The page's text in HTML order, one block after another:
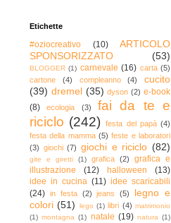
Etichette
#oziocreativo (10)
ARTICOLO
SPONSORIZZATO
(53)
BLOGGER (1) carnevale (16) carta (5)
cartone
(4) compleanno (4)
cucito
(39) dremel (35) dyson (2) e-book
(8)
ecologia (3)
fai da te e
riciclo (242) festa del papà (4)
festa della mamma (5) feste e laboratori
(3) giochi (7) giochi e riciclo (82)
gite e giretti (1) grafica (2)
grafica e
illustrazione
(12) halloween
(13)
idee in cucina (11) idee scaricabili
(24) in festa (2) jeans (5)
legno e
colori (51) lego (1) libri (4) matrimonio
(1) montagna (1) natale (19) natura (1)